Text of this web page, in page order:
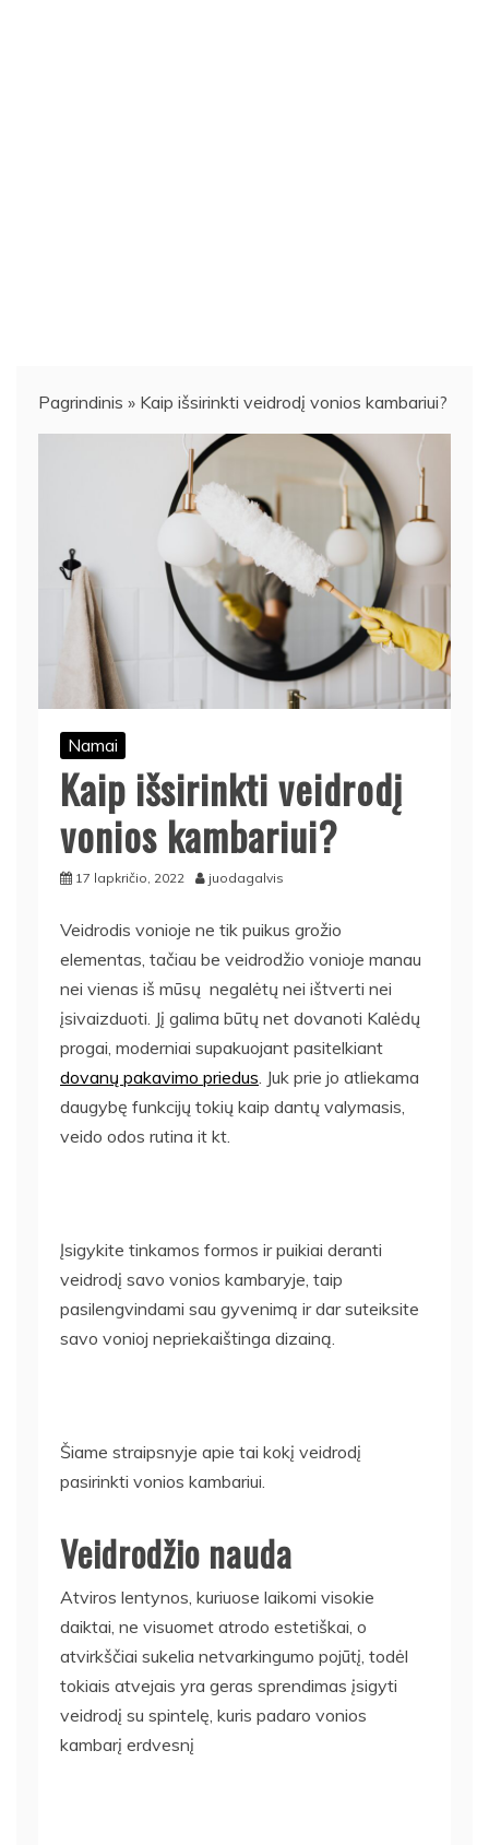
Pagrindinis » Kaip išsirinkti veidrodį vonios kambariui?
Namai
Kaip išsirinkti veidrodį
vonios kambariui?
17 lapkričio, 2022 juodagalvis
Veidrodis vonioje ne tik puikus grožio
elementas, tačiau be veidrodžio vonioje manau
nei vienas iš mūsų negalėtų nei ištverti nei
įsivaizduoti. Jį galima būtų net dovanoti Kalėdų
progai, moderniai supakuojant pasitelkiant
dovanų pakavimo priedus . Juk prie jo atliekama
daugybę funkcijų tokių kaip dantų valymasis,
veido odos rutina it kt.
Įsigykite tinkamos formos ir puikiai deranti
veidrodį savo vonios kambaryje, taip
pasilengvindami sau gyvenimą ir dar suteiksite
savo vonioj nepriekaištinga dizainą.
Šiame straipsnyje apie tai kokį veidrodį
pasirinkti vonios kambariui.
Veidrodžio nauda
Atviros lentynos, kuriuose laikomi visokie
daiktai, ne visuomet atrodo estetiškai, o
atvirkščiai sukelia netvarkingumo pojūtį, todėl
tokiais atvejais yra geras sprendimas įsigyti
veidrodį su spintelę, kuris padaro vonios
kambarį erdvesnį